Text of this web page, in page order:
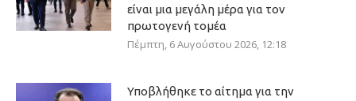
είναι μια μεγάλη μέρα για τον
πρωτογενή τομέα
Πέμπτη, 6 Αυγούστου 2026, 12:18
Υποβλήθηκε το αίτημα για την